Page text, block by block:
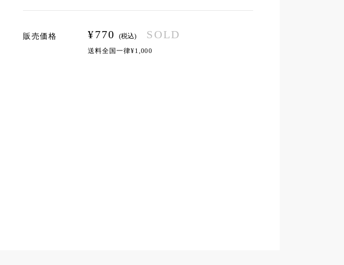
販売価格 ¥770 (税込) SOLD
送料全国一律¥1,000